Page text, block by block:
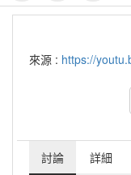
來源 : https://
討論 詳細